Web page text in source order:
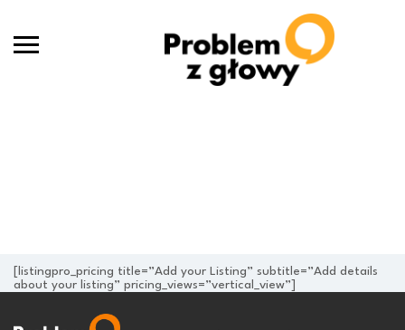
[listingpro_pricing title=”Add your Listing” subtitle=”Add details
about your listing” pricing_views=”vertical_view”]